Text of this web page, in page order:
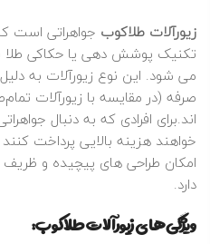
در
:
زیورآلات طلاکوب جواهراتی است
تکنیک پوشش‌ دهی یا حکاکی طلا
می‌ شود. این نوع زیورآلات به
صرفه (در مقایسه با زیورآلات
اند.برای افرادی که به دنبال
خواهند هزینه بالایی پرداخت
امکان طراحی‌ های پیچیده و ظریف
دارد.
ویژگی‌های زیورآلات طلاکوب: